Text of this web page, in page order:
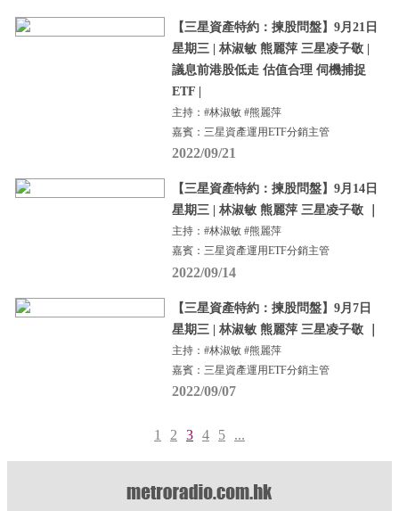
【三星資產特約：揀股問盤】9月21日
星期三 | 林淑敏 熊麗萍 三星凌子敬 |
議息前港股低走 估值合理 伺機捕捉
ETF |
主持：#林淑敏 #熊麗萍
嘉賓：三星資產運用ETF分銷主管
2022/09/21
【三星資產特約：揀股問盤】9月14日
星期三 | 林淑敏 熊麗萍 三星凌子敬 ｜
主持：#林淑敏 #熊麗萍
嘉賓：三星資產運用ETF分銷主管
2022/09/14
【三星資產特約：揀股問盤】9月7日
星期三 | 林淑敏 熊麗萍 三星凌子敬 ｜
主持：#林淑敏 #熊麗萍
嘉賓：三星資產運用ETF分銷主管
2022/09/07
1 2 3 4 5 ...